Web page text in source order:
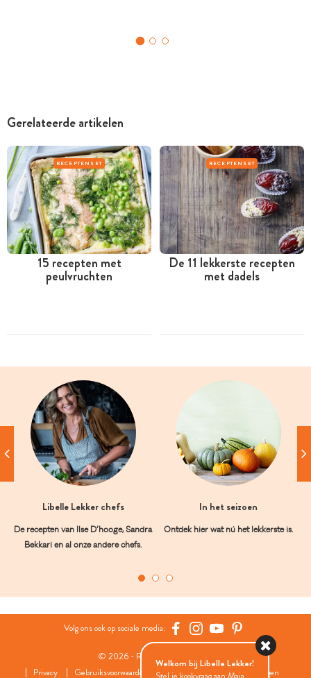
Gerelateerde artikelen
RECEPTENSET
15 recepten met
peulvruchten
RECEPTENSET
De 11 lekkerste recepten
met dadels
Libelle Lekker chefs
De recepten van Ilse D’hooge, Sandra
Bekkari en al onze andere chefs.
In het seizoen
Ontdek hier wat nú het lekkerste is.
Volg ons ook op sociale media:
© 2026 - Roularta Media Group
Privacy
Gebruiksvoorwaarden Cookies Cookies instellingen
Welkom bij Libelle Lekker!